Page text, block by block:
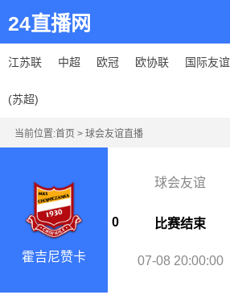
24直播网
江苏联
(苏超)
中超 欧冠 欧协联 国际友谊
当前位置:首页 > 球会友谊直播
霍吉尼赞卡
球会友谊
0 比赛结束
07-08 20:00:00